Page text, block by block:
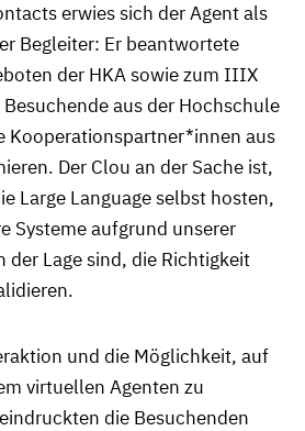
erwies sich der Agent als
Begleiter: Er beantwortete
der HKA sowie zum IIIX
aus der Hochschule
Kooperationspartner*innen aus
Der Clou an der Sache ist,
Large Language selbst hosten,
Systeme aufgrund unserer
der Lage sind, die Richtigkeit
und die Möglichkeit, auf
virtuellen Agenten zu
die Besuchenden